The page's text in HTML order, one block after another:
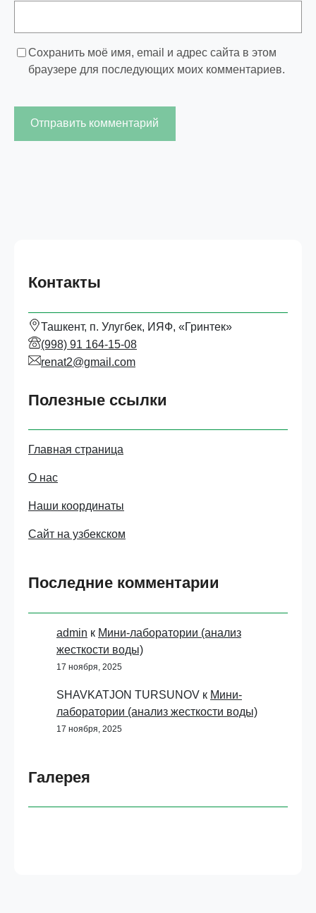
Сохранить моё имя, email и адрес сайта в этом
браузере для последующих моих комментариев.
Контакты
Ташкент, п. Улугбек, ИЯФ, «Гринтек»
(998) 91 164-15-08
renat2@gmail.com
Полезные ссылки
Главная страница
О нас
Наши координаты
Сайт на узбекском
Последние комментарии
admin к Мини-лаборатории (анализ
жесткости воды)
17 ноября, 2025
SHAVKATJON TURSUNOV к Мини-
лаборатории (анализ жесткости воды)
17 ноября, 2025
Галерея